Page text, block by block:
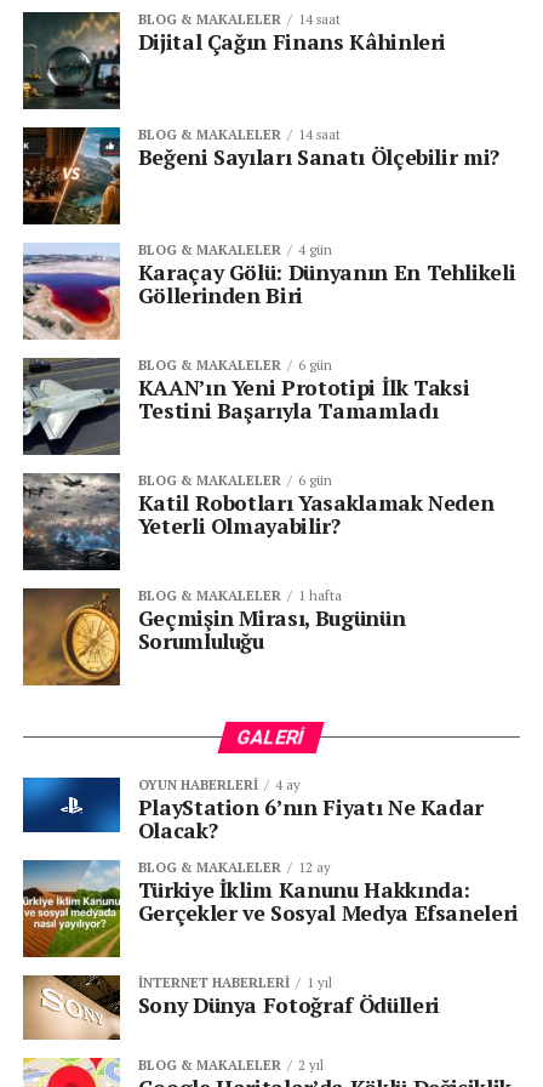
Senin reaksiyonun hangisi?
KATEGORİLER:
ETIKETLER:
15 TEMMUZ
15 TEMMUZ DEMOKRASI VE MILLI BIRLIK GÜNÜ
BTK 15 TEMMUZ AÇIKLAMA
BTK BAŞKANI DR. ÖMER FATIH SAYAN
SONRAKI
Akıllı Telefon Piyasasında Zam Şoku
ÖNCEKI
Bu Hafta Vizyondakiler
BLOG & MAKALELER 14 saat
Dijital Çağın Finans Kâhinleri
BLOG & MAKALELER 14 saat
Beğeni Sayıları Sanatı Ölçebilir mi?
BLOG & MAKALELER 4 gün
Karaçay Gölü: Dünyanın En Tehlikeli
Göllerinden Biri
BLOG & MAKALELER 6 gün
KAAN’ın Yeni Prototipi İlk Taksi
Testini Başarıyla Tamamladı
BLOG & MAKALELER 6 gün
Katil Robotları Yasaklamak Neden
Yeterli Olmayabilir?
BLOG & MAKALELER 1 hafta
Geçmişin Mirası, Bugünün
Sorumluluğu
GALERI
OYUN HABERLERI 4 ay
PlayStation 6’nın Fiyatı Ne Kadar
Olacak?
BLOG & MAKALELER 12 ay
Türkiye İklim Kanunu Hakkında:
Gerçekler ve Sosyal Medya Efsaneleri
İNTERNET HABERLERI 1 yıl
Sony Dünya Fotoğraf Ödülleri
BLOG & MAKALELER 2 yıl